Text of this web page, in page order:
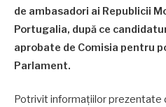
de ambasadori ai Republicii
Portugalia, după ce
aprobate de Comisia pentru
Parlament.
Potrivit informațiilor prezentate